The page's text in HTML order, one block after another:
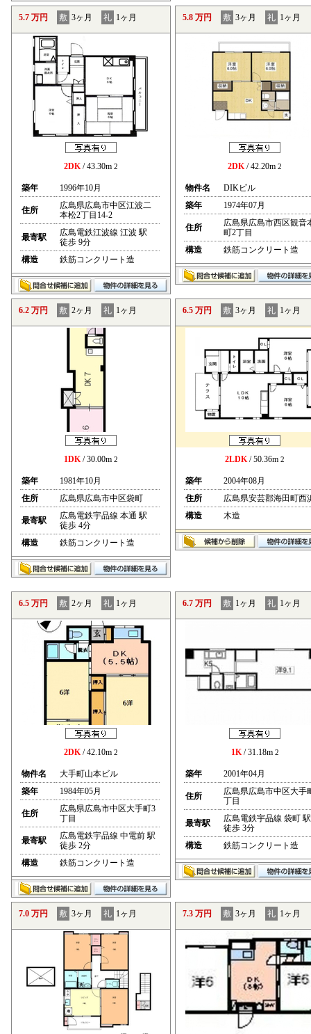
5.7 万円 敷 3ヶ月 礼 1ヶ月
2DK/ 43.30m 2
築年 1996年10月
住所
広島県広島市中区江波二
本松2丁目14-2
最寄駅
広島電鉄江波線 江波 駅
徒歩 9分
構造
鉄筋コンクリート造
5.8 万円 敷 3ヶ月 礼 1ヶ月
2DK/ 42.20m 2
物件名
DIKビル
築年
1974年07月
住所
広島県広島市西区観音
町2丁目
構造
鉄筋コンクリート造
6.2 万円 敷 2ヶ月 礼 1ヶ月
1DK/ 30.00m 2
築年
1981年10月
住所
広島県広島市中区袋町
最寄駅
広島電鉄宇品線 本通 駅
徒歩 4分
構造
鉄筋コンクリート造
6.5 万円 敷 3ヶ月 礼 1ヶ月
2LDK/ 50.36m 2
築年
2004年08月
住所
広島県安芸郡海田町西
構造
木造
6.5 万円 敷 2ヶ月 礼 1ヶ月
2DK/ 42.10m 2
物件名
大手町山本ビル
築年
1984年05月
住所
広島県広島市中区大手町3
丁目
最寄駅
広島電鉄宇品線 中電前 駅
徒歩 2分
構造
鉄筋コンクリート造
6.7 万円 敷 1ヶ月 礼 1ヶ月
1K/ 31.18m 2
築年 2001年04月
住所
広島県広島市中区大手
丁目
最寄駅
広島電鉄宇品線 袋町 駅
徒歩 3分
構造
鉄筋コンクリート造
7.0 万円 敷 3ヶ月 礼 1ヶ月 7.3 万円 敷 3ヶ月 礼 1ヶ月